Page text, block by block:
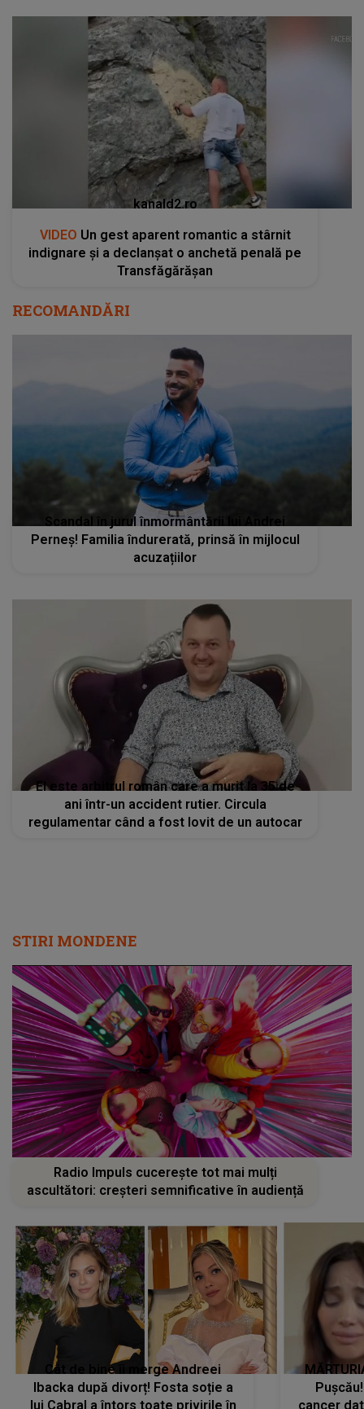
kanald2.ro
VIDEO Un gest aparent romantic a stârnit
indignare și a declanșat o anchetă penală pe
Transfăgărășan
RECOMANDĂRI
Scandal în jurul înmormântării lui Andrei
Perneș! Familia îndurerată, prinsă în mijlocul
acuzațiilor
El este arbitrul român care a murit la 35 de
ani într-un accident rutier. Circula
regulamentar când a fost lovit de un autocar
STIRI MONDENE
Radio Impuls cucerește tot mai mulți
ascultători: creșteri semnificative în audiență
Cât de bine îi merge Andreei
Ibacka după divorț! Fosta soție a
lui Cabral a întors toate privirile în
cancer